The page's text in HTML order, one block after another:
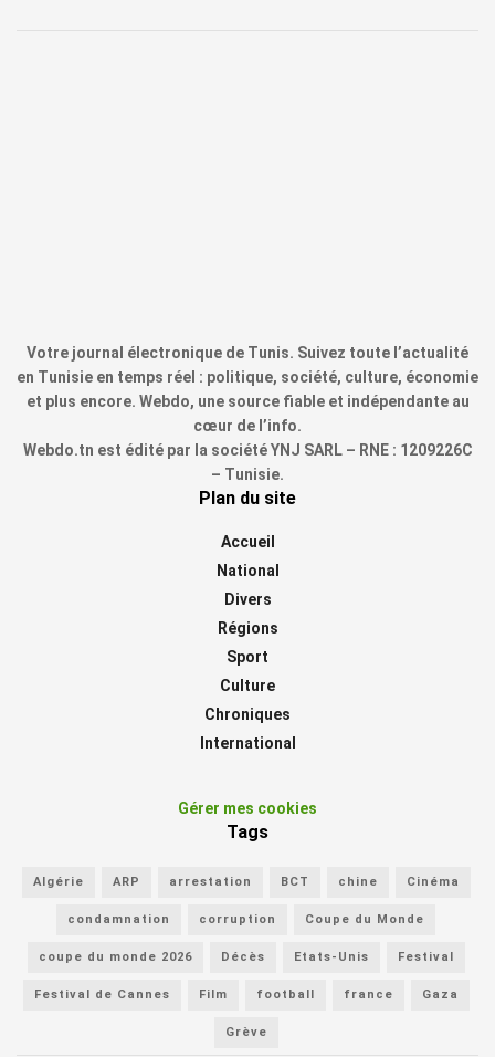
Votre journal électronique de Tunis. Suivez toute l’actualité
en Tunisie en temps réel : politique, société, culture, économie
et plus encore. Webdo, une source fiable et indépendante au
cœur de l’info.
Webdo.tn est édité par la société YNJ SARL – RNE : 1209226C
– Tunisie.
Plan du site
Accueil
National
Divers
Régions
Sport
Culture
Chroniques
International
Gérer mes cookies
Tags
Algérie ARP arrestation BCT chine Cinéma
condamnation corruption Coupe du Monde
coupe du monde 2026 Décès Etats-Unis Festival
Festival de Cannes Film football france Gaza
Grève